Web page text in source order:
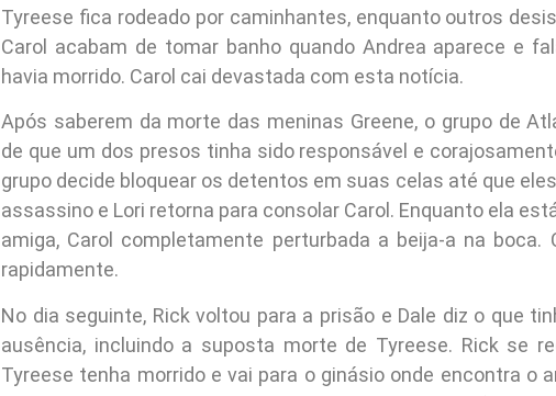
Tyreese fica rodeado por caminhantes, enquanto outros
Carol acabam de tomar banho quando Andrea aparece e
havia morrido. Carol cai devastada com esta notícia.
Após saberem da morte das meninas Greene, o grupo de
de que um dos presos tinha sido responsável e
grupo decide bloquear os detentos em suas celas até que
assassino e Lori retorna para consolar Carol. Enquanto ela
amiga, Carol completamente perturbada a beija-a na boca.
rapidamente.
No dia seguinte, Rick voltou para a prisão e Dale diz o que
ausência, incluindo a suposta morte de Tyreese. Rick se
Tyreese tenha morrido e vai para o ginásio onde encontra o